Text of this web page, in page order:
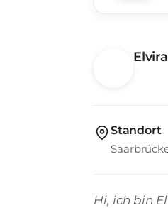
Elvira
Standort
Hi, ich bin